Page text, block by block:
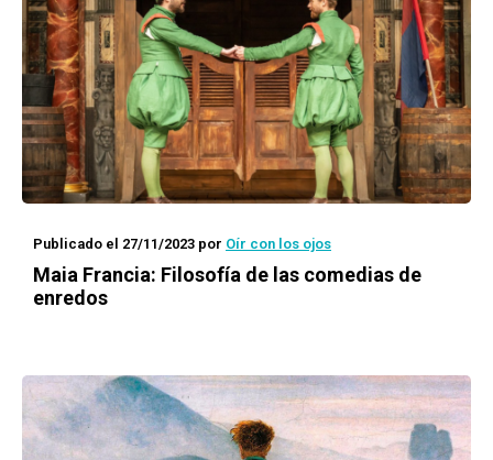
Publicado el 27/11/2023 por Oír con los ojos
Maia Francia: Filosofía de las comedias de
enredos